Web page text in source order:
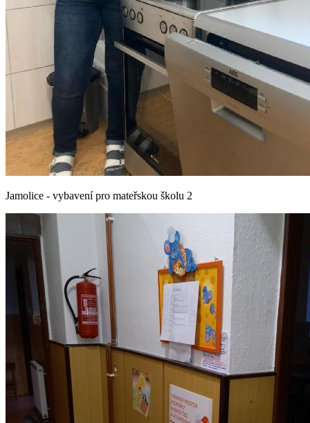
Jamolice - vybavení pro mateřskou školu 2